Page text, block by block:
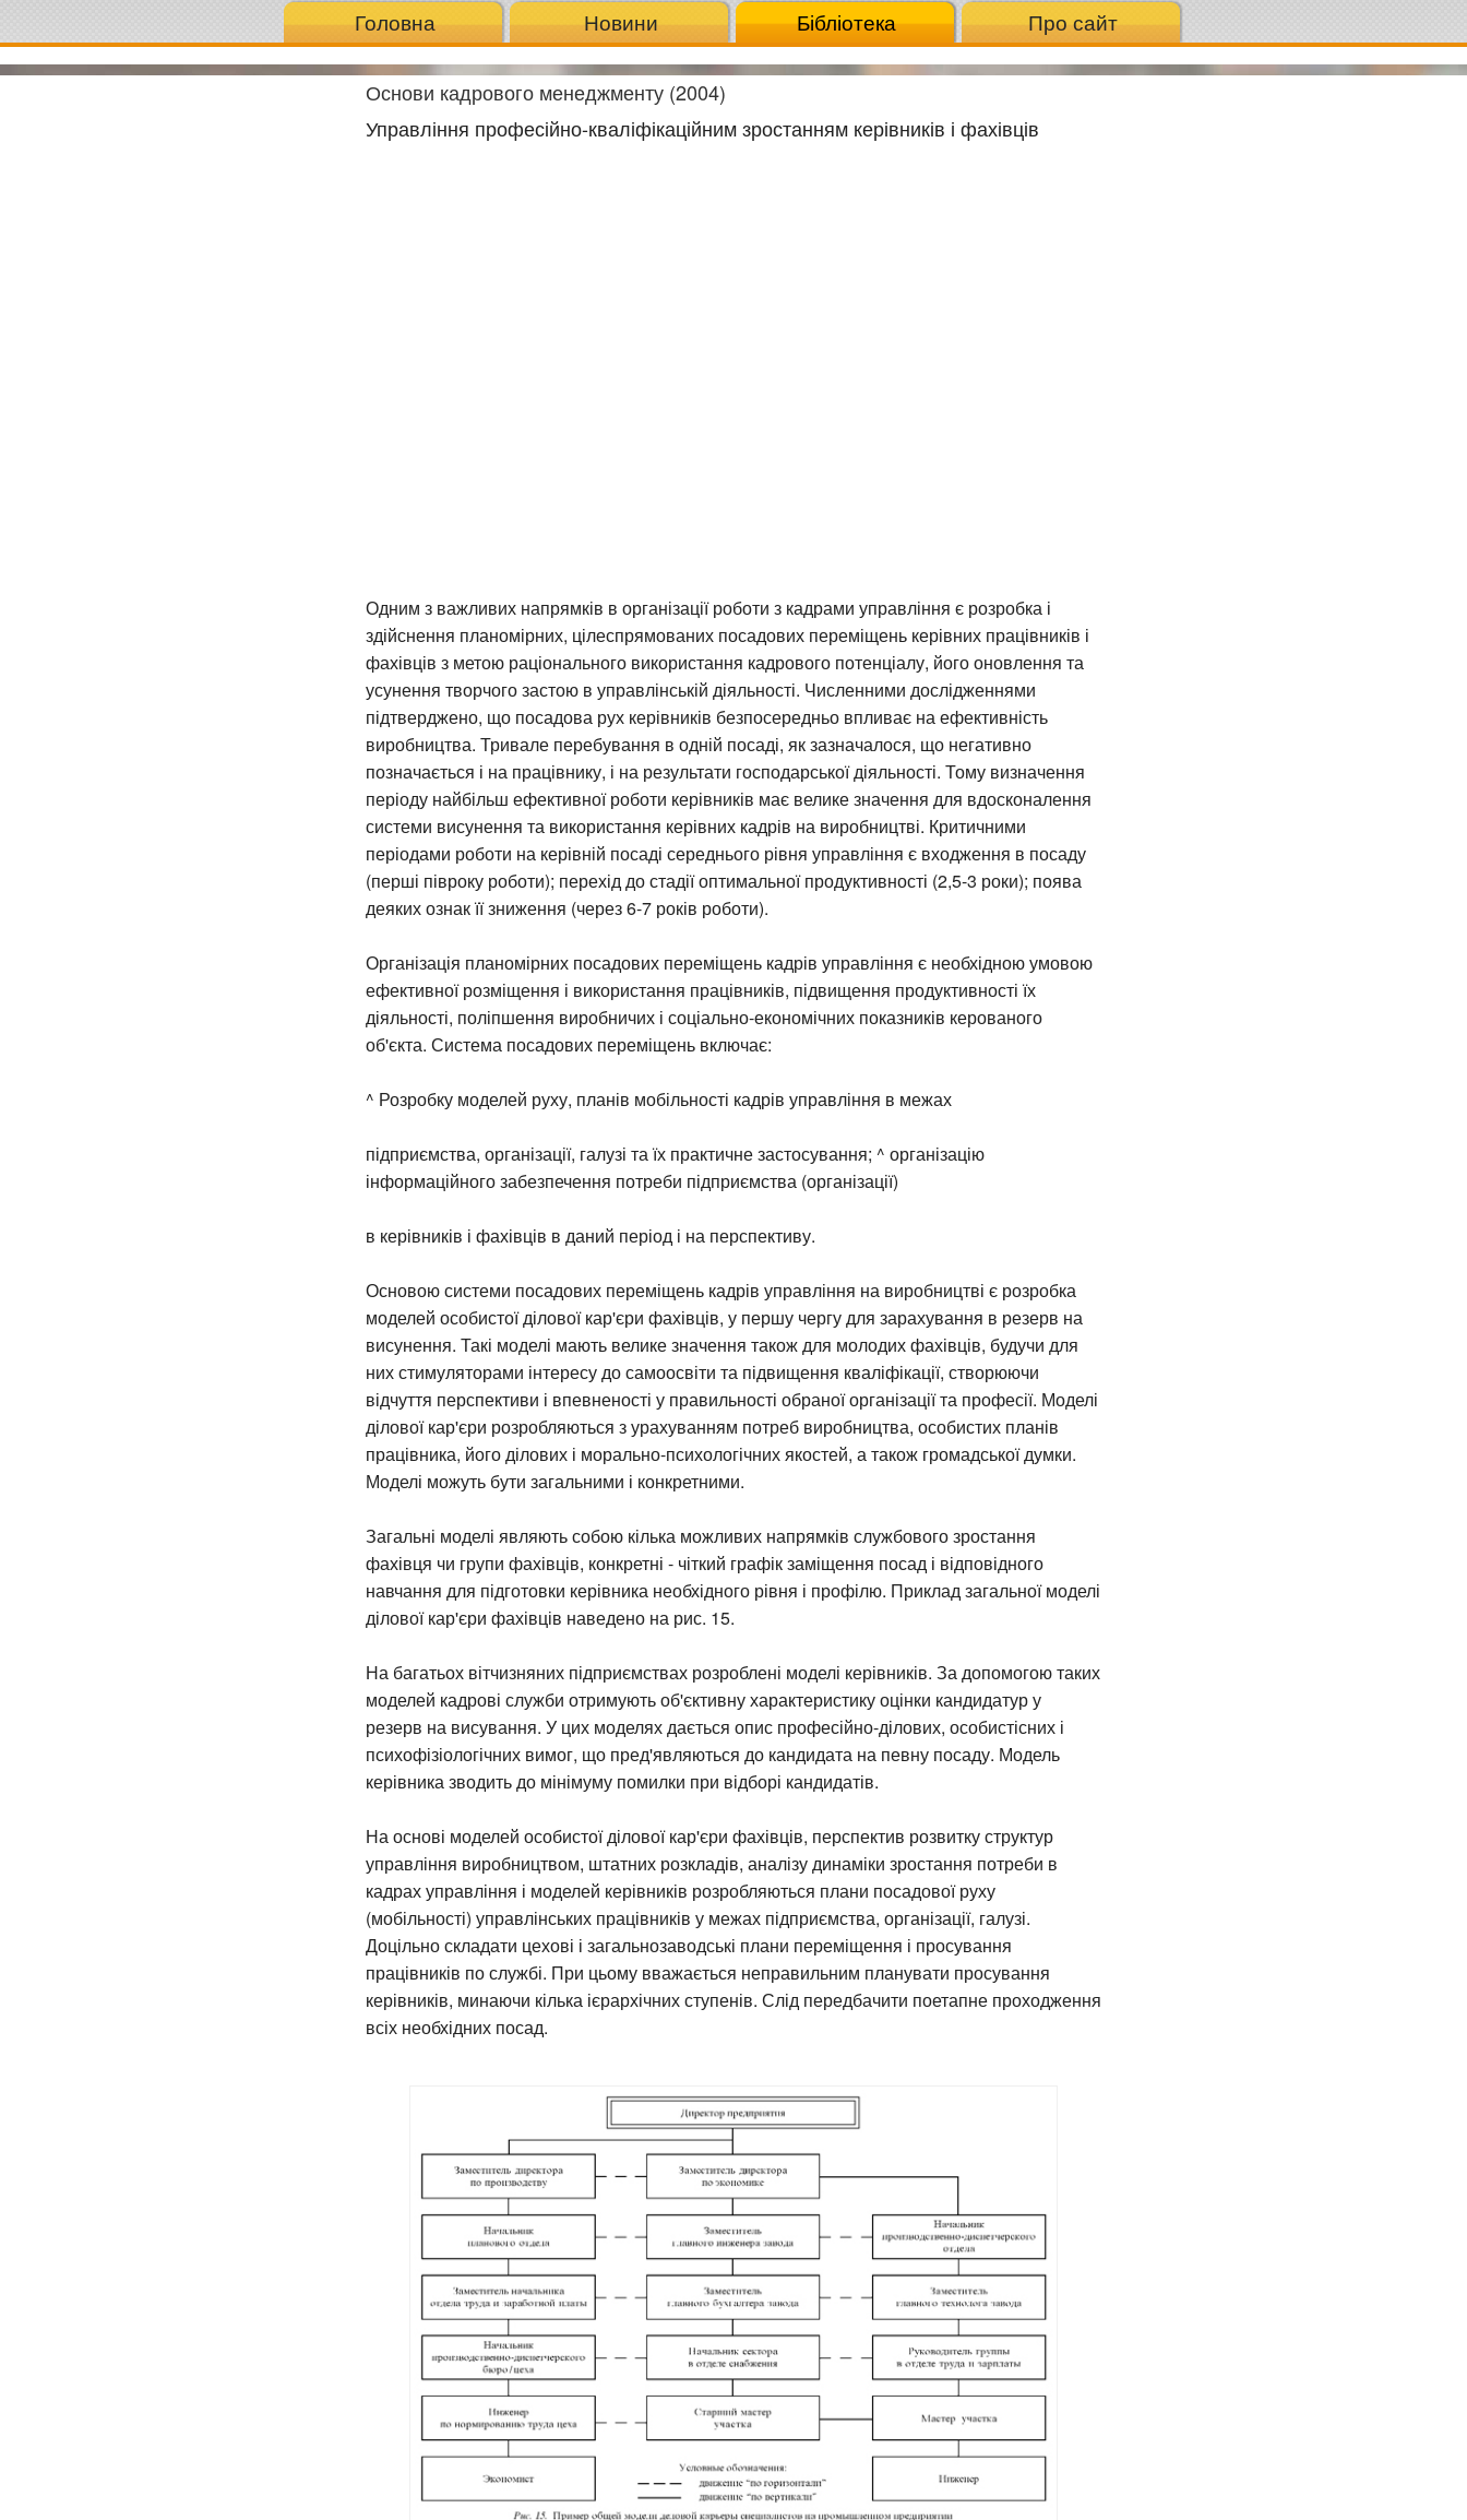
Головна Новини Бібліотека Про сайт
Основи кадрового менеджменту (2004)
Управління професійно-кваліфікаційним зростанням керівників і фахівців
Одним з важливих напрямків в організації роботи з кадрами управління є розробка і
здійснення планомірних, цілеспрямованих посадових переміщень керівних працівників і
фахівців з метою раціонального використання кадрового потенціалу, його оновлення та
усунення творчого застою в управлінській діяльності. Численними дослідженнями
підтверджено, що посадова рух керівників безпосередньо впливає на ефективність
виробництва. Тривале перебування в одній посаді, як зазначалося, що негативно
позначається і на працівнику, і на результати господарської діяльності. Тому визначення
періоду найбільш ефективної роботи керівників має велике значення для вдосконалення
системи висунення та використання керівних кадрів на виробництві. Критичними
періодами роботи на керівній посаді середнього рівня управління є входження в посаду
(перші півроку роботи); перехід до стадії оптимальної продуктивності (2,5-3 роки); поява
деяких ознак її зниження (через 6-7 років роботи).
Організація планомірних посадових переміщень кадрів управління є необхідною умовою
ефективної розміщення і використання працівників, підвищення продуктивності їх
діяльності, поліпшення виробничих і соціально-економічних показників керованого
об'єкта. Система посадових переміщень включає:
^ Розробку моделей руху, планів мобільності кадрів управління в межах
підприємства, організації, галузі та їх практичне застосування; ^ організацію
інформаційного забезпечення потреби підприємства (організації)
в керівників і фахівців в даний період і на перспективу.
Основою системи посадових переміщень кадрів управління на виробництві є розробка
моделей особистої ділової кар'єри фахівців, у першу чергу для зарахування в резерв на
висунення. Такі моделі мають велике значення також для молодих фахівців, будучи для
них стимуляторами інтересу до самоосвіти та підвищення кваліфікації, створюючи
відчуття перспективи і впевненості у правильності обраної організації та професії. Моделі
ділової кар'єри розробляються з урахуванням потреб виробництва, особистих планів
працівника, його ділових і морально-психологічних якостей, а також громадської думки.
Моделі можуть бути загальними і конкретними.
Загальні моделі являють собою кілька можливих напрямків службового зростання
фахівця чи групи фахівців, конкретні - чіткий графік заміщення посад і відповідного
навчання для підготовки керівника необхідного рівня і профілю. Приклад загальної моделі
ділової кар'єри фахівців наведено на рис. 15.
На багатьох вітчизняних підприємствах розроблені моделі керівників. За допомогою таких
моделей кадрові служби отримують об'єктивну характеристику оцінки кандидатур у
резерв на висування. У цих моделях дається опис професійно-ділових, особистісних і
психофізіологічних вимог, що пред'являються до кандидата на певну посаду. Модель
керівника зводить до мінімуму помилки при відборі кандидатів.
На основі моделей особистої ділової кар'єри фахівців, перспектив розвитку структур
управління виробництвом, штатних розкладів, аналізу динаміки зростання потреби в
кадрах управління і моделей керівників розробляються плани посадової руху
(мобільності) управлінських працівників у межах підприємства, організації, галузі.
Доцільно складати цехові і загальнозаводські плани переміщення і просування
працівників по службі. При цьому вважається неправильним планувати просування
керівників, минаючи кілька ієрархічних ступенів. Слід передбачити поетапне проходження
всіх необхідних посад.